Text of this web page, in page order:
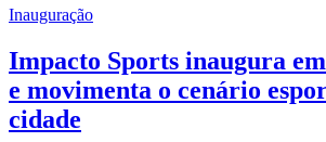
Inauguração
Impacto Sports inaugura
e movimenta o cenário
cidade